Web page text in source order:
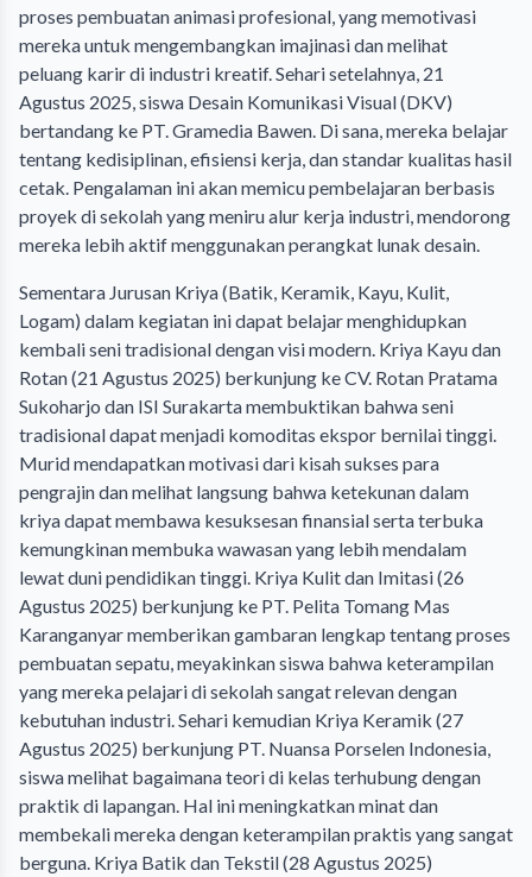
proses pembuatan animasi profesional, yang memotivasi
mereka untuk mengembangkan imajinasi dan melihat
peluang karir di industri kreatif. Sehari setelahnya, 21
Agustus 2025, siswa Desain Komunikasi Visual (DKV)
bertandang ke PT. Gramedia Bawen. Di sana, mereka belajar
tentang kedisiplinan, efisiensi kerja, dan standar kualitas hasil
cetak. Pengalaman ini akan memicu pembelajaran berbasis
proyek di sekolah yang meniru alur kerja industri, mendorong
mereka lebih aktif menggunakan perangkat lunak desain.
Sementara Jurusan Kriya (Batik, Keramik, Kayu, Kulit,
Logam) dalam kegiatan ini dapat belajar menghidupkan
kembali seni tradisional dengan visi modern. Kriya Kayu dan
Rotan (21 Agustus 2025) berkunjung ke CV. Rotan Pratama
Sukoharjo dan ISI Surakarta membuktikan bahwa seni
tradisional dapat menjadi komoditas ekspor bernilai tinggi.
Murid mendapatkan motivasi dari kisah sukses para
pengrajin dan melihat langsung bahwa ketekunan dalam
kriya dapat membawa kesuksesan finansial serta terbuka
kemungkinan membuka wawasan yang lebih mendalam
lewat duni pendidikan tinggi. Kriya Kulit dan Imitasi (26
Agustus 2025) berkunjung ke PT. Pelita Tomang Mas
Karanganyar memberikan gambaran lengkap tentang proses
pembuatan sepatu, meyakinkan siswa bahwa keterampilan
yang mereka pelajari di sekolah sangat relevan dengan
kebutuhan industri. Sehari kemudian Kriya Keramik (27
Agustus 2025) berkunjung PT. Nuansa Porselen Indonesia,
siswa melihat bagaimana teori di kelas terhubung dengan
praktik di lapangan. Hal ini meningkatkan minat dan
membekali mereka dengan keterampilan praktis yang sangat
berguna. Kriya Batik dan Tekstil (28 Agustus 2025)